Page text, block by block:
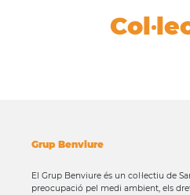
Grup Benviure
El Grup Benviure és un col·lectiu de
preocupació pel medi ambient, els